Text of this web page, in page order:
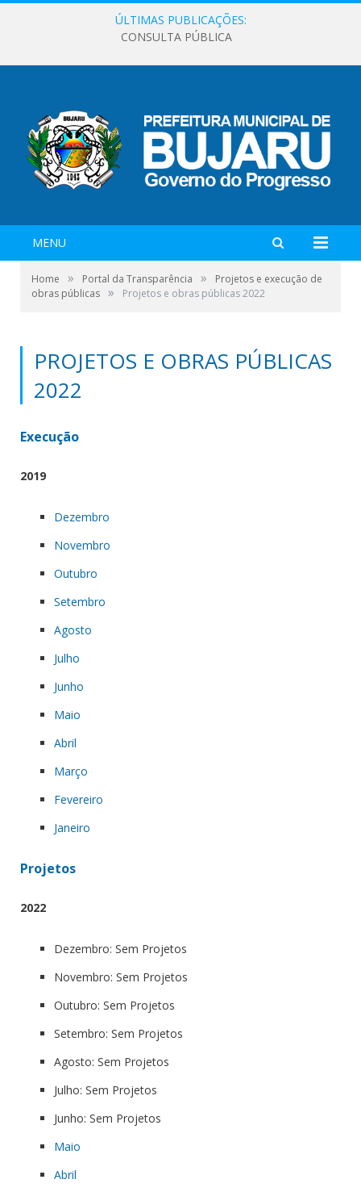
ÚLTIMAS PUBLICAÇÕES:
CONSULTA PÚBLICA
MENU
Home » Portal da Transparência »
Projetos e execução de
obras públicas » Projetos e obras públicas 2022
PROJETOS E OBRAS PÚBLICAS
2022
Execução
2019
Dezembro
Novembro
Outubro
Setembro
Agosto
Julho
Junho
Maio
Abril
Março
Fevereiro
Janeiro
Projetos
2022
Dezembro: Sem Projetos
Novembro: Sem Projetos
Outubro: Sem Projetos
Setembro: Sem Projetos
Agosto: Sem Projetos
Julho: Sem Projetos
Junho: Sem Projetos
Maio
Abril